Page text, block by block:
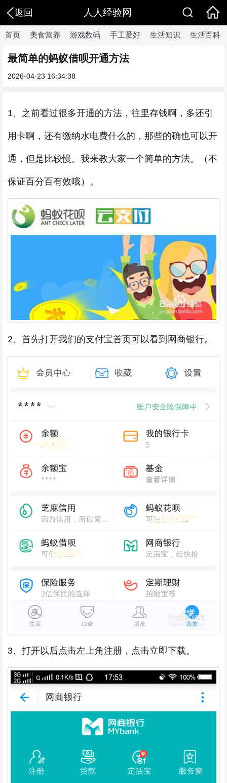
返回 人人经验网
首页 美食营养 游戏数码 手工爱好 生活知识 生活百科
最简单的蚂蚁借呗开通方法
2026-04-23 16:34:38
1、之前看过很多开通的方法，往里存钱啊，多还引
用卡啊，还有缴纳水电费什么的，那些的确也可以开
通，但是比较慢。我来教大家一个简单的方法。（不
保证百分百有效哦）。
2、首先打开我们的支付宝首页可以看到网商银行。
3、打开以后点击左上角注册，点击立即下载。